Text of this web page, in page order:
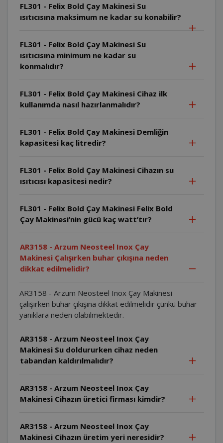
FL301 - Felix Bold Çay Makinesi Su
ısıtıcısına maksimum ne kadar su konabilir?
FL301 - Felix Bold Çay Makinesi Su
ısıtıcısına minimum ne kadar su
konmalıdır?
FL301 - Felix Bold Çay Makinesi Cihaz ilk
kullanımda nasıl hazırlanmalıdır?
FL301 - Felix Bold Çay Makinesi Demliğin
kapasitesi kaç litredir?
FL301 - Felix Bold Çay Makinesi Cihazın su
ısıtıcısı kapasitesi nedir?
FL301 - Felix Bold Çay Makinesi Felix Bold
Çay Makinesi’nin gücü kaç watt’tır?
AR3158 - Arzum Neosteel Inox Çay
Makinesi Çalışırken buhar çıkışına neden
dikkat edilmelidir?
AR3158 - Arzum Neosteel Inox Çay Makinesi
çalışırken buhar çıkışına dikkat edilmelidir çünkü buhar
yanıklara neden olabilmektedir.
AR3158 - Arzum Neosteel Inox Çay
Makinesi Su doldururken cihaz neden
tabandan kaldırılmalıdır?
AR3158 - Arzum Neosteel Inox Çay
Makinesi Cihazın üretici firması kimdir?
AR3158 - Arzum Neosteel Inox Çay
Makinesi Cihazın üretim yeri neresidir?